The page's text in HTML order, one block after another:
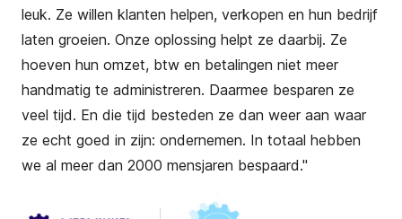
leuk. Ze willen klanten helpen, verkopen en hun bedrijf
laten groeien. Onze oplossing helpt ze daarbij. Ze
hoeven hun omzet, btw en betalingen niet meer
handmatig te administreren. Daarmee besparen ze
veel tijd. En die tijd besteden ze dan weer aan waar
ze echt goed in zijn: ondernemen. In totaal hebben
we al meer dan 2000 mensjaren bespaard."